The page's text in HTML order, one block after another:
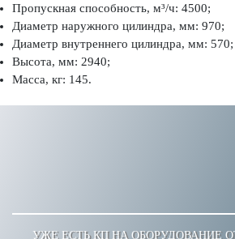
УЖЕ ЕСТЬ КП НА ОБОРУДОВАНИЕ
Пропускная способность, м³/ч: 4500;
Диаметр наружного цилиндра, мм: 970;
Диаметр внутреннего цилиндра, мм: 570;
Высота, мм: 2940;
Масса, кг: 145.